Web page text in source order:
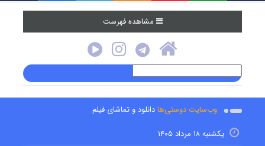
مشاهده فهرست
وب‌سایت دوستی‌هادانلود و تماشای فیلم
یکشنبه ۱۸ مرداد ۱۴۰۵